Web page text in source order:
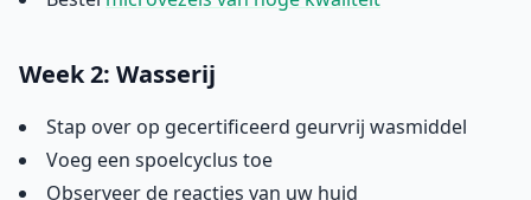
Week 2: Wasserij
Stap over op gecertificeerd geurvrij wasmiddel
Voeg een spoelcyclus toe
Observeer de reacties van uw huid